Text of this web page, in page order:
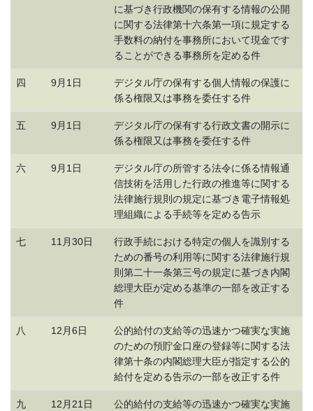
に基づき行政機関の保有する情報の公開
に関する法律第十六条第一項に規定する
手数料の納付を事務所において現金です
ることができる事務所を定める件
四 9月1日
デジタル庁の保有する個人情報の保護に
係る権限又は事務を委任する件
五 9月1日
デジタル庁の保有する行政文書の開示に
係る権限又は事務を委任する件
六 9月1日
デジタル庁の所管する法令に係る情報通
信技術を活用した行政の推進等に関する
法律施行規則の規定に基づき電子情報処
理組織による手続等を定める告示
七 11月30日
行政手続における特定の個人を識別する
ための番号の利用等に関する法律施行規
則第二十一条第三号の規定に基づき内閣
総理大臣が定める基準の一部を改正する
件
八 12月6日
公的給付の支給等の迅速かつ確実な実施
のための預貯金口座の登録等に関する法
律第十条の内閣総理大臣が指定する公的
給付を定める告示の一部を改正する件
九 12月21日
公的給付の支給等の迅速かつ確実な実施